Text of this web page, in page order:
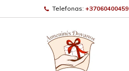
Telefonas: +37060400459